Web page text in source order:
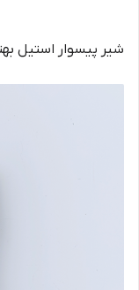
شیر پیسوار استیل